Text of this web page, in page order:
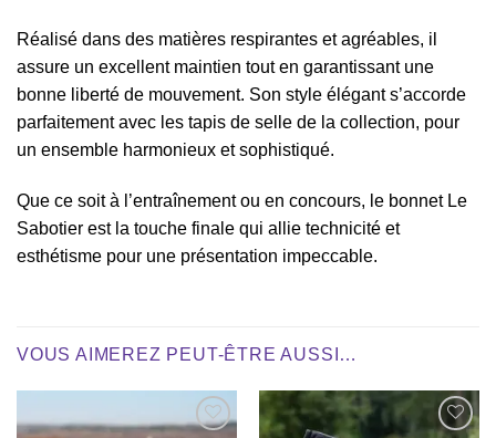
Réalisé dans des matières respirantes et agréables, il
assure un excellent maintien tout en garantissant une
bonne liberté de mouvement. Son style élégant s’accorde
parfaitement avec les tapis de selle de la collection, pour
un ensemble harmonieux et sophistiqué.
Que ce soit à l’entraînement ou en concours, le bonnet Le
Sabotier est la touche finale qui allie technicité et
esthétisme pour une présentation impeccable.
VOUS AIMEREZ PEUT-ÊTRE AUSSI…